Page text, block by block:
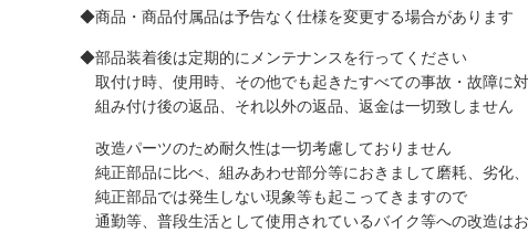
◆商品・商品付属品は予告なく仕様を変更する場合があります
◆部品装着後は定期的にメンテナンスを行ってください
取付け時、使用時、その他でも起きたすべての事故・故障に
組み付け後の返品、それ以外の返品、返金は一切致しません
改造パーツのため耐久性は一切考慮しておりません
純正部品に比べ、組みあわせ部分等におきまして磨耗、劣化
純正部品では発生しない現象等も起こってきますので
通勤等、普段生活として使用されているバイク等への改造は